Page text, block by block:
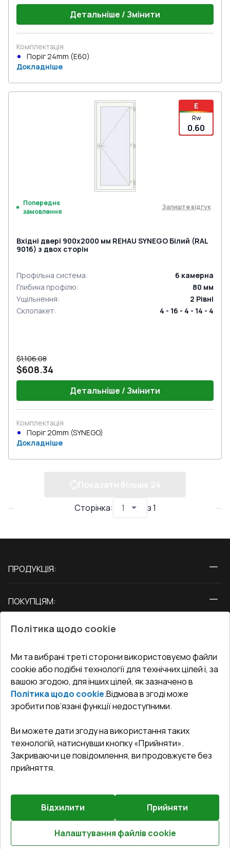
Розрахуй онлайн
Детальніше / Змінити
Комплектація
Поріг 24mm (E60)
Докладніше
E
Rw
0.60
Попереднє
замовлення
Залиште відгук
Вхідні двері 900x2000 мм REHAU SYNEGO Білий (RAL
9016) з двох сторін
Профільна система: 6 камерна
Глибина профілю: 80 мм
Ущільнення: 2 Рівні
Склопакет: 4 - 16 - 4 - 14 - 4
$1,106.08
$608.34
Детальніше / Змінити
Комплектація
Поріг 20mm (SYNEGO)
Докладніше
Сторінка: з1
ПРОДУКЦІЯ:
Двері
ПОКУПЦЯМ:
Блог
Адреса гіпермаркета
Як правильно заміряти вікна
СЕРВІС ТА ОБЛУГОВУВАННЯ:
Доставка і Оплата
Гарантія та Сервіс
Повернення товару
Договір публічної оферти
КОНТАКТИ
Офіс:Україна, м. Вінниця, вул. Келецька 60 кв. 61
undefined(undefined)
©2026 Всі права захищені.
Сайт створено на платформіVitrager.com.
Повідомити про проблему?
Політика щодо cookie
Ми та вибрані треті сторони використовуємо файли
cookie або подібні технології для технічних цілей і, за
вашою згодою, для інших цілей, як зазначено в
Політика щодо cookie.Відмова в згоді може
зробити пов’язані функції недоступними.
Ви можете дати згоду на використання таких
технологій, натиснувши кнопку «Прийняти».
Закриваючи це повідомлення, ви продовжуєте без
прийняття.
Відхилити Прийняти
Налаштування файлів cookie